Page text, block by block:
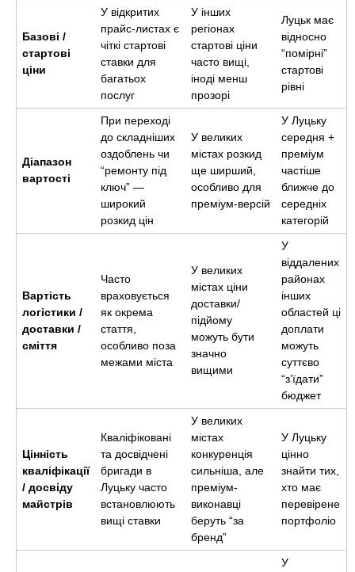
Базові /
стартові
ціни
У відкритих
прайс-листах є
чіткі стартові
ставки для
багатьох
послуг
У інших
регіонах
стартові ціни
часто вищі,
іноді менш
прозорі
Луцьк має
відносно
“помірні”
стартові
рівні
Діапазон
вартості
При переході
до складніших
оздоблень чи
“ремонту під
ключ” —
широкий
розкид цін
У великих
містах розкид
ще ширший,
особливо для
преміум-версій
У Луцьку
середня +
преміум
частіше
ближче до
середніх
категорій
Вартість
логістики /
доставки /
сміття
Часто
враховується
як окрема
стаття,
особливо поза
межами міста
У великих
містах ціни
доставки/
підйому
можуть бути
значно
вищими
У
віддалених
районах
інших
областей ці
доплати
можуть
суттєво
“з’їдати”
бюджет
Цінність
кваліфікації
/ досвіду
майстрів
Кваліфіковані
та досвідчені
бригади в
Луцьку часто
встановлюють
вищі ставки
У великих
містах
конкуренція
сильніша, але
преміум-
виконавці
беруть “за
бренд”
У Луцьку
цінно
знайти тих,
хто має
перевірене
портфоліо
У